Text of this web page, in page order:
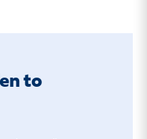
to